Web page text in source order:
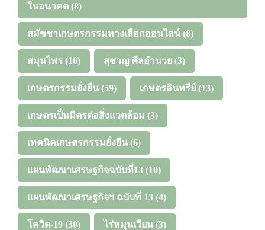
ในอนาคต (8)
สมัชชาเกษตรกรรมทางเลือกออนไลน์ (8)
สมุนไพร (10) สุชาญ ศีลอำนวย (3)
เกษตรกรรมยั่งยืน (59) เกษตรอินทรีย์ (13)
เกษตรเป็นมิตรต่อสิ่งแวดล้อม (3)
เทคนิคเกษตรกรรมยั่งยืน (6)
แผนพัฒนาเศรษฐกิจฉบับที่13 (10)
แผนพัฒนาเศรษฐกิจฯ ฉบับที่ 13 (4)
โควิด-19 (30) ไร่หมุนเวียน (3)